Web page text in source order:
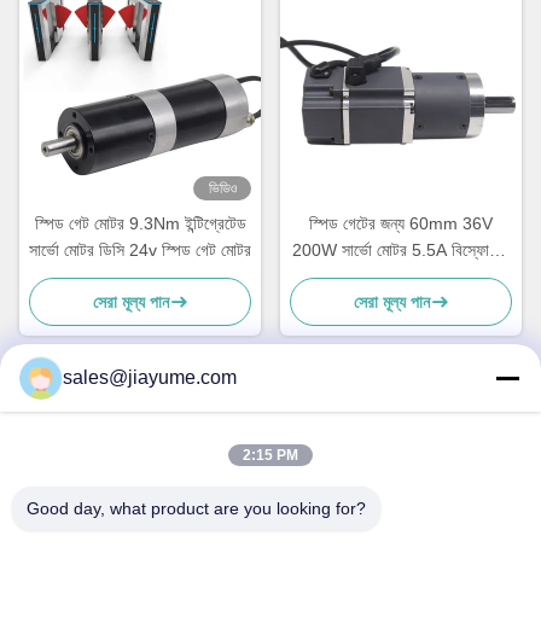
ভিডিও
স্পিড গেট মোটর 9.3Nm ইন্টিগ্রেটেড
সার্ভো মোটর ডিসি 24v স্পিড গেট মোটর
সেরা মূল্য পান
স্পিড গেটের জন্য 60mm 36V
200W সার্ভো মোটর 5.5A বিস্ফোরণ-
প্রমাণ গ্রহীয় গিয়ারবক্স সহ
সেরা মূল্য পান
sales@jiayume.com
2:15 PM
Good day, what product are you looking for?